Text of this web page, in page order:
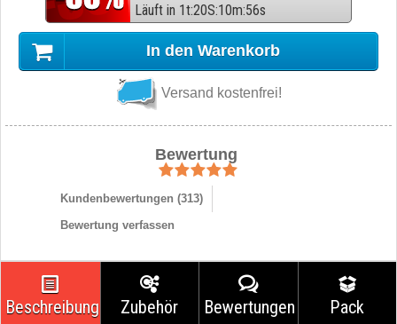
Läuft in 1t:20S:10m:55s
In den Warenkorb
Versand kostenfrei!
Bewertung
Kundenbewertungen (313)
Bewertung verfassen
Beschreibung Zubehör Bewertungen Pack